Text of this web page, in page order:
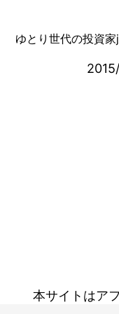
ゆとり世代の投資
本サイトはア